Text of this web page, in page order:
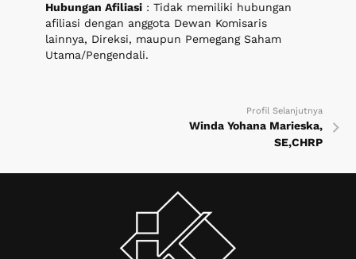
Hubungan Afiliasi : Tidak memiliki hubungan
afiliasi dengan anggota Dewan Komisaris
lainnya, Direksi, maupun Pemegang Saham
Utama/Pengendali.
Profil Selanjutnya
Winda Yohana Marieska,
SE,CHRP